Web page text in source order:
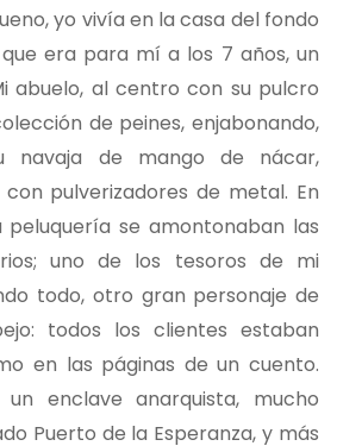
yo vivía en la casa del fondo
era para mí a los 7 años, un
abuelo, al centro con su pulcro
de peines, enjabonando,
navaja de mango de nácar,
pulverizadores de metal. En
se amontonaban las
uno de los tesoros de mi
todo, otro gran personaje de
todos los clientes estaban
en las páginas de un cuento.
enclave anarquista, mucho
Puerto de la Esperanza, y más